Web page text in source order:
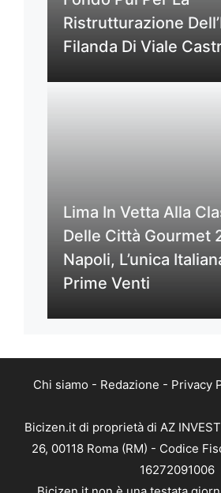
Ristrutturazione
Filanda Di Viale
Lima In Vetta Alla
Delle Città Gourmet
Napoli, L’unica
Prime Venti
Chi siamo - Redazione - Privacy
Bicizen.it di proprietà di AZ
26, 00118 Roma (RM) - Codice
16272091006